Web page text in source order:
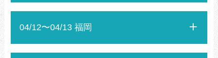
04/12〜04/13 福岡